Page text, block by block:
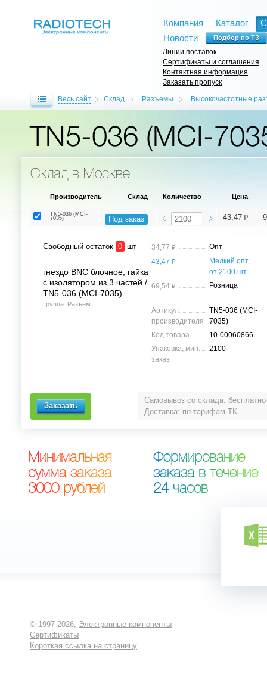
Компания Каталог
Новости
Линии поставок
Сертификаты и соглашения
Контактная информация
Заказать пропуск
Весь сайт Склад Разъемы Высокочастотные
TN5-036 (MCI-
Склад в Москве
Самовывоз со склада: бесплатно
Доставка: по тарифам ТК
Производитель Склад Количество Цена
TN5-036 (MCI-
7035) Под заказ 43,47 ⃏
Свободный остаток 0 шт
гнездо BNC блочное, гайка
с изолятором из 3 частей /
TN5-036 (MCI-7035)
Группа: Разъем
34,77 ⃏
Опт
43,47 ⃏
Мелкий опт,
от 2100 шт
69,54 ⃏ Розница
Артикул
производителя
TN5-036 (MCI-
7035)
Код товара
10-00060866
Упаковка, мин.
заказ
2100
Минимальная
сумма заказа
3000 рублей
Формирование
заказа в течение
24 часов
© 1997-2026, Электронные компоненты
Сертификаты
Короткая ссылка на страницу